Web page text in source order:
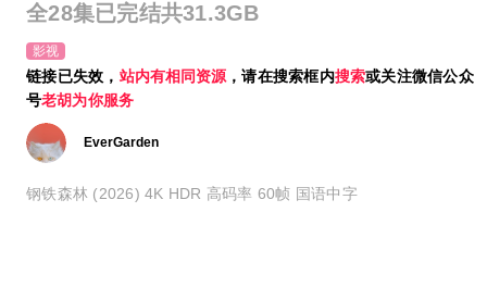
全28集已完结共31.3GB
影视
链接已失效， 站内有相同资源 ，请在搜索框内搜索或关注微信公众
号老胡为你服务
EverGarden
钢铁森林‎ (2026) 4K HDR 高码率 60帧 国语中字